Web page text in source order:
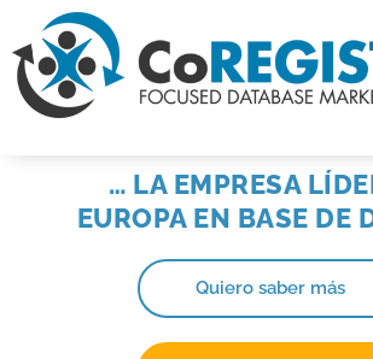
… LA EMPRESA
EUROPA EN BASE DE
Quiero saber más